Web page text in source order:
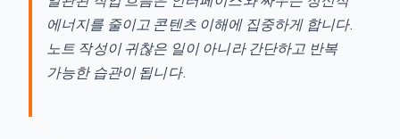
에너지를 줄이고 콘텐츠 이해에 집중하게 합니다.
노트 작성이 귀찮은 일이 아니라 간단하고 반복
가능한 습관이 됩니다.